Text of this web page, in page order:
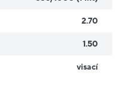
2.70
1.50
visací